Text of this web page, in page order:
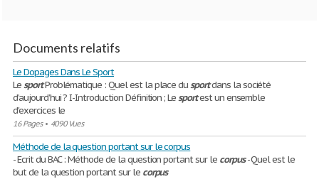
Documents relatifs
Le Dopages Dans Le Sport
LesportProblématique : Quel est la place dusportdans la société
d’aujourd’hui ? I-Introduction Définition ; Lesportest un ensemble
d'exercices le
16 Pages• 4090 Vues
Méthode de la question portant sur le corpus
- Ecrit du BAC : Méthode de la question portant sur le corpus- Quel est le
but de la question portant sur le corpus